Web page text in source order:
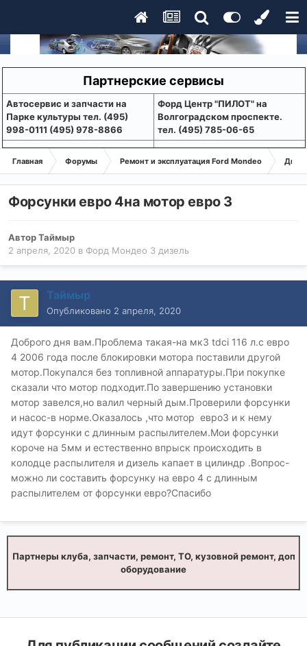
Партнерские сервисы
Aвтосервис и запчасти на
Парке культуры тел. (495)
998-0111 (495) 978-8866
Форд Центр "ПИЛОТ" на
Волгоградском проспекте.
тел. (495) 785-06-65
Главная Форумы Ремонт и эксплуатация Ford Mondeo
Форсунки евро 4на мотор евро 3
АвторТаймыр
2 апреля, 2020 в Форд Мондео 3 дизель
Таймыр
Опубликовано 2 апреля, 2020
Доброго дня вам.Проблема такая-на мк3 tdci 116 л.с евро
4 2006 года после блокировки мотора поставили другой
мотор.Покупался без топливной аппаратуры.При покупке
сказали что мотор подходит.По завершению установки
мотор завелся,но валил черный дым.Проверили форсунки
и насос-в норме.Оказалось ,что мотор евро3 и к нему
идут форсунки с длинным распылителем.Мои форсунки
короче на 5мм и естественно впрыск происходить в
колодце распылителя и дизель капает в цилиндр .Вопрос-
можно ли составить форсунку на евро 4 с длинным
распылителем от форсунки евро?Спасибо
Партнеры клуба, запчасти, ремонт, ТО, кузовной ремонт, доп
оборудование